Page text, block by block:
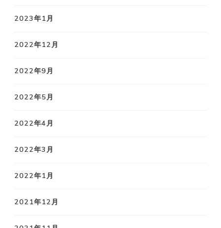
2023年1月
2022年12月
2022年9月
2022年5月
2022年4月
2022年3月
2022年1月
2021年12月